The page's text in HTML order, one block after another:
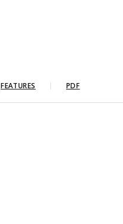
FEATURES PDF